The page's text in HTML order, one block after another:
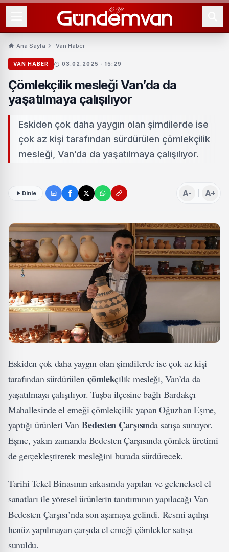
Ana Sayfa Van Haber
VAN HABER 03.02.2025 - 15:29
Çömlekçilik mesleği Van’da da
yaşatılmaya çalışılıyor
Eskiden çok daha yaygın olan şimdilerde ise
çok az kişi tarafından sürdürülen çömlekçilik
mesleği, Van’da da yaşatılmaya çalışılıyor.
Dinle A- A+
Eskiden çok daha yaygın olan şimdilerde ise çok az kişi
tarafından sürdürülençömlekçilik mesleği, Van’da da
yaşatılmaya çalışılıyor. Tuşba ilçesine bağlı Bardakçı
Mahallesinde el emeği çömlekçilik yapan Oğuzhan Eşme,
yaptığı ürünleri VanBedesten Çarşısında satışa sunuyor.
Eşme, yakın zamanda Bedesten Çarşısında çömlek üretimi
de gerçekleştirerek mesleğini burada sürdürecek.
Tarihi Tekel Binasının arkasında yapılan ve geleneksel el
sanatları ile yöresel ürünlerin tanıtımının yapılacağı Van
Bedesten Çarşısı’nda son aşamaya gelindi. Resmi açılışı
henüz yapılmayan çarşıda el emeği çömlekler satışa
sunuldu.